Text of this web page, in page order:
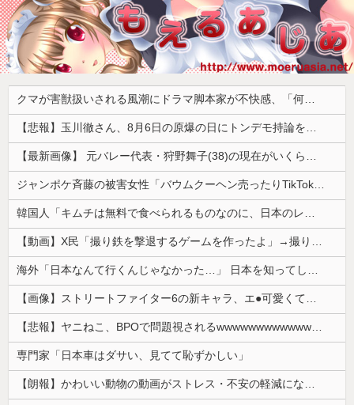
クマが害獣扱いされる風潮にドラマ脚本家が不快感、「何度もクマに会ったことがあるけど全然怖くなかった」と主張しており……
【悲報】玉川徹さん、8月6日の原爆の日にトンデモ持論を展開し物議… → ネット「それ、今日言うことなのか…？」ｗｗｗｗｗｗｗｗｗｗｗｗｗ
【最新画像】 元バレー代表・狩野舞子(38)の現在がいくらなんでも即ハボすぎる！
ジャンポケ斉藤の被害女性「バウムクーヘン売ったりTikTokライブしててムカついたから示談しなかった」
韓国人「キムチは無料で食べられるものなのに、日本のレストランで注文したら何とお金を取ろうとしてきたんです」
【動画】X民「撮り鉄を撃退するゲームを作ったよ」→撮り鉄「！？！！？？」ｼｭﾎﾟﾎﾟﾎﾟﾎﾟ
海外「日本なんて行くんじゃなかった…」 日本を知ってしまったディズニー信者、帰国後『本家』に失望する事態に
【画像】ストリートファイター6の新キャラ、エ●可愛くてメロメロになるプレイヤーが続出ｗｗｗｗｗ
【悲報】ヤニねこ、BPOで問題視されるwwwwwwwwwwwwwwwwwwwwwwww
専門家「日本車はダサい、見てて恥ずかしい」
【朗報】かわいい動物の動画がストレス・不安の軽減になる可能性。英大学の研究で実証